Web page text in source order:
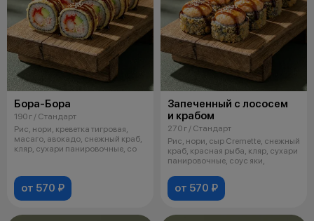
Бора-Бора
190 г / Стандарт
Рис, нори, креветка тигровая,
масаго, авокадо, снежный краб,
кляр, сухари панировочные, со
от 570 ₽
Запеченный с лососем
и крабом
270 г / Стандарт
Рис, нори, сыр Cremette, снежный
краб, красная рыба, кляр, сухари
панировочные, соус яки,
от 570 ₽